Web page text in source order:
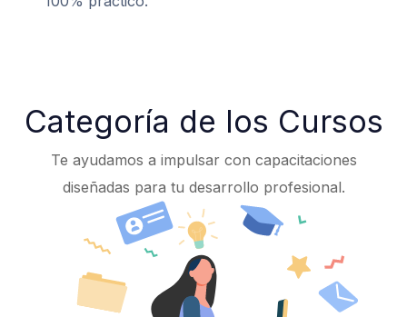
Categoría de los Cursos
Te ayudamos a impulsar con capacitaciones
diseñadas para tu desarrollo profesional.